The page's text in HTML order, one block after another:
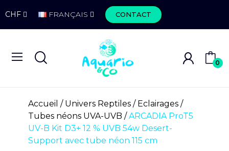
CHF FRANÇAIS CONTACT
0
Accueil Univers Reptiles
Eclairages
Tubes néons UVA-UVB
ARCADIA ProT5
UV-B Kit D3+ 12 % UVB 54w Desert-
Support avec tube néon 115 cm